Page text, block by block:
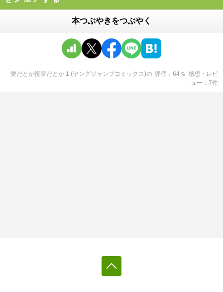
本つぶやきをつぶやく
愛だとか復讐だとか 1 (ヤングジャンプコミックス)の 評価 64％ 感想・レビ
ュー
7件